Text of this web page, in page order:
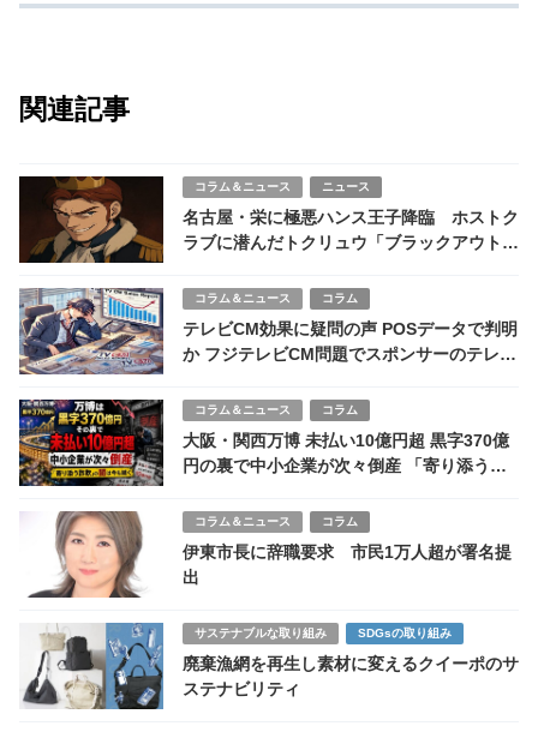
関連記事
コラム＆ニュース ニュース
名古屋・栄に極悪ハンス王子降臨 ホストク
ラブに潜んだトクリュウ「ブラックアウト」
コラム＆ニュース コラム
テレビCM効果に疑問の声 POSデータで判明
か フジテレビCM問題でスポンサーのテレビ
コラム＆ニュース コラム
大阪・関西万博 未払い10億円超 黒字370億
円の裏で中小企業が次々倒産 「寄り添う詐
コラム＆ニュース コラム
伊東市長に辞職要求 市民1万人超が署名提
出
サステナブルな取り組み SDGsの取り組み
廃棄漁網を再生し素材に変えるクイーポのサ
ステナビリティ